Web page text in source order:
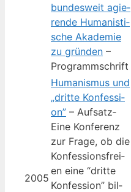
bun­des­weit agie­
ren­de Huma­nis­ti­
sche Aka­de­mie
zu grün­den –
Programmschrift
2005
Huma­nis­mus und
„drit­te Kon­fes­si­
on” – Auf­satz­
Eine Kon­fe­renz
zur Fra­ge, ob die
Kon­fes­si­ons­frei­
en eine “drit­te
Kon­fes­si­on” bil­